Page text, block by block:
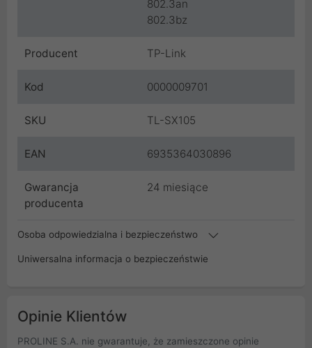
802.3an
802.3bz
Producent TP-Link
Kod 0000009701
SKU TL-SX105
EAN 6935364030896
Gwarancja
producenta
24 miesiące
Osoba odpowiedzialna i bezpieczeństwo
Uniwersalna informacja o bezpieczeństwie
Opinie Klientów
PROLINE S.A. nie gwarantuje, że zamieszczone opinie